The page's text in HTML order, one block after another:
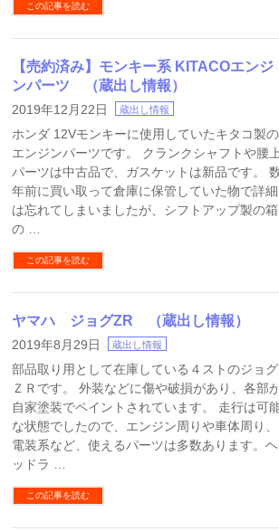
この記事を読む
【売約済み】モンキー系 KITACOエンジ
ンパーツ （蔵出し情報）
2019年12月22日 蔵出し情報
ホンダ 12Vモンキーに使用していたキタコ製の
エンジンパーツです。 クランクシャフトや腰上
パーツは中古品で、ガスケットは新品です。
年前に買い取って倉庫に保管していた物で詳細
は忘れてしまいましたが、シフトアップ製の箱
の …
この記事を読む
ヤマハ ジョグZR （蔵出し情報）
2019年8月29日 蔵出し情報
部品取り用として在庫している４ストのジョグ
ＺＲです。 外装などに傷や破損があり、各部
自家塗装でペイントされています。 走行は可
な状態でしたので、エンジン周りや車体周り、
電装系など、使えるパーツは多数あります。ヘ
ッドラ …
この記事を読む